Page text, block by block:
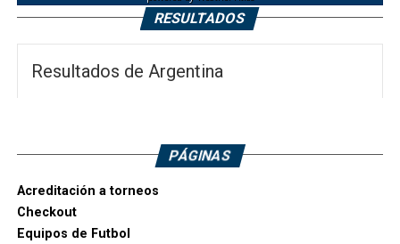
RESULTADOS
Resultados de Argentina
PÁGINAS
Acreditación a torneos
Checkout
Equipos de Futbol